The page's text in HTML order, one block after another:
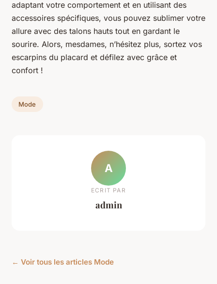
adaptant votre comportement et en utilisant des
accessoires spécifiques, vous pouvez sublimer votre
allure avec des talons hauts tout en gardant le
sourire. Alors, mesdames, n’hésitez plus, sortez vos
escarpins du placard et défilez avec grâce et
confort !
Mode
A
ECRIT PAR
admin
← Voir tous les articles Mode